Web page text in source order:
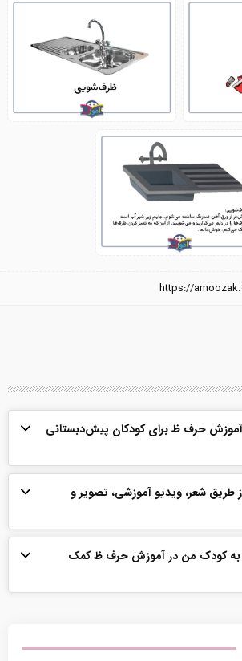
https://
حرف ظ برای کودکان پیش‌دبستانی
شعر، ویدیو آموزشی، تصویر و
به کودک من در آموزش حرف ظ کمک